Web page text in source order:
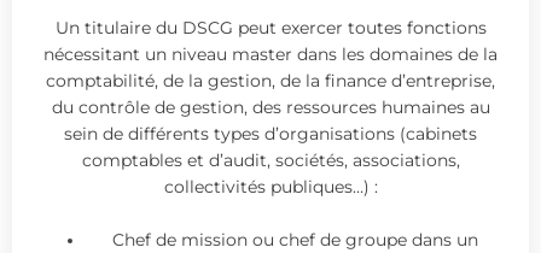
Un titulaire du DSCG peut exercer toutes fonctions
nécessitant un niveau master dans les domaines de la
comptabilité, de la gestion, de la finance d’entreprise,
du contrôle de gestion, des ressources humaines au
sein de différents types d’organisations (cabinets
comptables et d’audit, sociétés, associations,
collectivités publiques…) :
Chef de mission ou chef de groupe dans un